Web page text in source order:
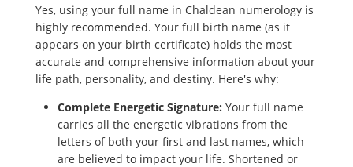
Yes, using your full name in Chaldean numerology is
highly recommended. Your full birth name (as it
appears on your birth certificate) holds the most
accurate and comprehensive information about your
life path, personality, and destiny. Here's why:
Complete Energetic Signature: Your full name
carries all the energetic vibrations from the
letters of both your first and last names, which
are believed to impact your life. Shortened or